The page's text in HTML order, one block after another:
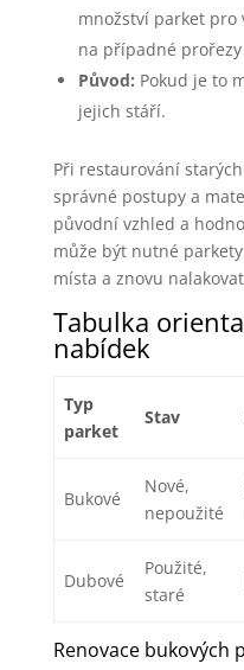
množství parket pro
na případné
Původ: Pokud je to
jejich stáří.
Při restaurování
správné postupy a
původní vzhled a
může být nutné
místa a znovu
Tabulka
nabídek
Typ
parket
Stav
Bukové
Nové,
nepoužité
Dubové
Použité,
staré
Renovace bukových